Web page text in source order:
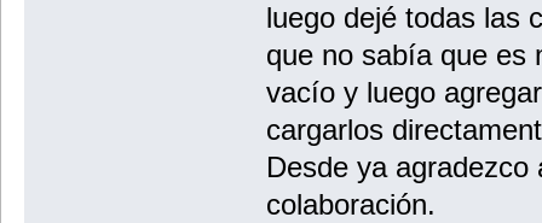
luego dejé todas las
que no sabía que es
vacío y luego
cargarlos
Desde ya
colaboración.